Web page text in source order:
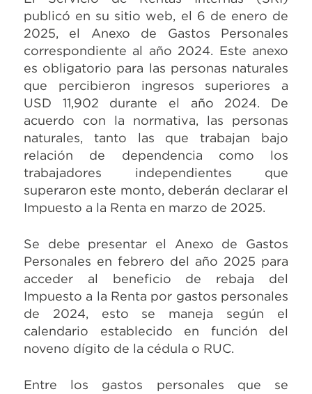
publicó en su sitio web, el 6 de enero de
2025, el Anexo de Gastos Personales
correspondiente al año 2024. Este anexo
es obligatorio para las personas naturales
que percibieron ingresos superiores a
USD 11,902 durante el año 2024. De
acuerdo con la normativa, las personas
naturales, tanto las que trabajan bajo
relación de dependencia como los
trabajadores independientes que
superaron este monto, deberán declarar el
Impuesto a la Renta en marzo de 2025.
Se debe presentar el Anexo de Gastos
Personales en febrero del año 2025 para
acceder al beneficio de rebaja del
Impuesto a la Renta por gastos personales
de 2024, esto se maneja según el
calendario establecido en función del
noveno dígito de la cédula o RUC.
Entre los gastos personales que se